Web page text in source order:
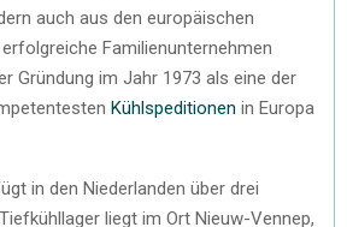
auch aus den europäischen
Familienunternehmen
Gründung im Jahr 1973 als eine der
Kühlspeditionen in Europa
in den Niederlanden über drei
liegt im Ort Nieuw-Vennep,